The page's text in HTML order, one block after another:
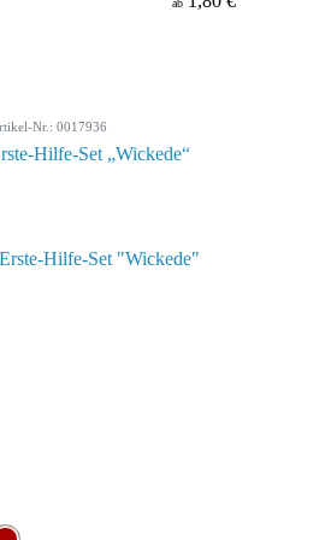
ab
Nr.: 0017936
Hilfe-Set „Wickede“